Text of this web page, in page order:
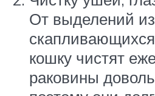
От выделений из
кошку чистят
раковины